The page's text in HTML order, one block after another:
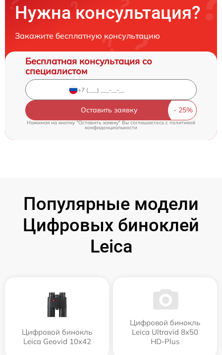
Нужна консультация?
Закажите бесплатную консультацию
Бесплатная консультация со
специалистом
Оставить заявку
Нажимая на кнопку "Оставить заявку" Вы соглашаетесь cполитикой
конфиденциальности
Популярные модели
Цифровых биноклей
Leica
Цифровой бинокль
Leica Geovid 10x42
Цифровой бинокль
Leica Ultravid 8x50
HD-Plus